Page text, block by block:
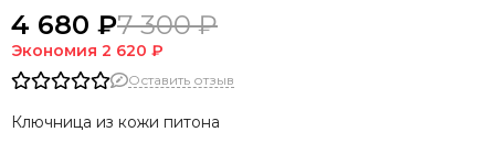
4 680 ₽7 300 ₽
Экономия 2 620 ₽
Оставить отзыв
Ключница из кожи питона